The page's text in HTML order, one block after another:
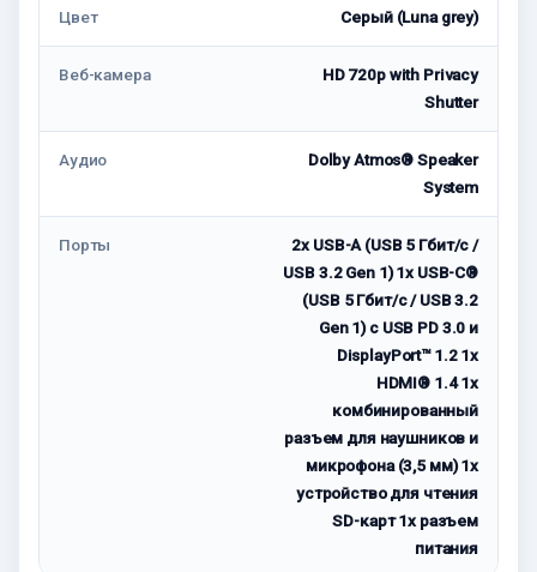
Цвет Серый (Luna grey)
Веб-камера
HD 720p with Privacy
Shutter
Аудио
Dolby Atmos® Speaker
System
Порты
2x USB-A (USB 5 Гбит/с /
USB 3.2 Gen 1) 1x USB-C®
(USB 5 Гбит/с / USB 3.2
Gen 1) с USB PD 3.0 и
DisplayPort™ 1.2 1x
HDMI® 1.4 1x
комбинированный
разъем для наушников и
микрофона (3,5 мм) 1x
устройство для чтения
SD-карт 1x разъем
питания